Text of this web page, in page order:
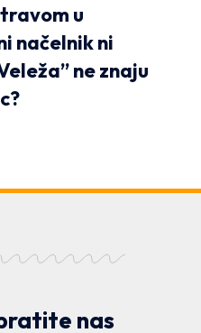
u
načelnik ni
ne znaju
nas